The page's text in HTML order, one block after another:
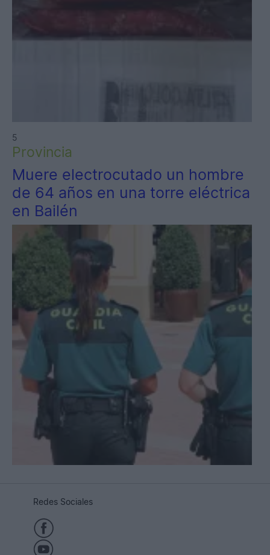
5
Provincia
Muere electrocutado un hombre
de 64 años en una torre eléctrica
en Bailén
Redes Sociales